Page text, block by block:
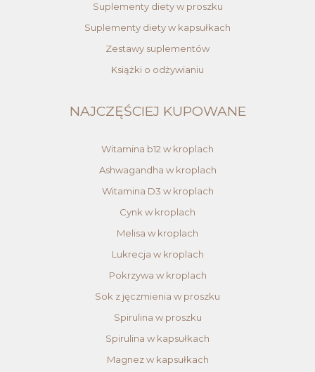
Suplementy diety w proszku
Suplementy diety w kapsułkach
Zestawy suplementów
Książki o odżywianiu
NAJCZĘŚCIEJ KUPOWANE
Witamina b12 w kroplach
Ashwagandha w kroplach
Witamina D3 w kroplach
Cynk w kroplach
Melisa w kroplach
Lukrecja w kroplach
Pokrzywa w kroplach
Sok z jęczmienia w proszku
Spirulina w proszku
Spirulina w kapsułkach
Magnez w kapsułkach